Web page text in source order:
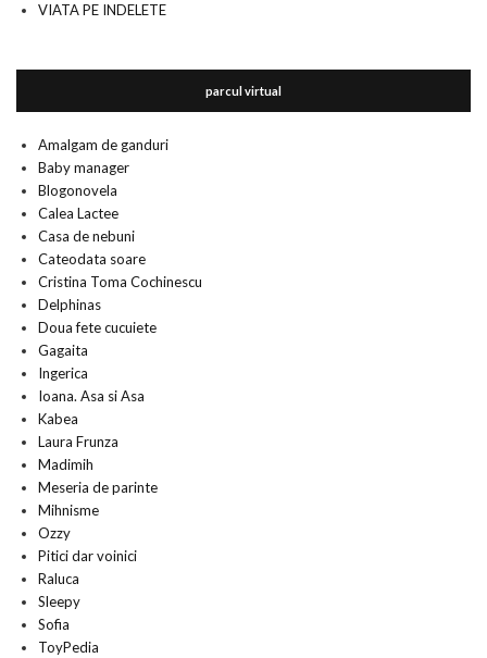
VIATA PE INDELETE
parcul virtual
Amalgam de ganduri
Baby manager
Blogonovela
Calea Lactee
Casa de nebuni
Cateodata soare
Cristina Toma Cochinescu
Delphinas
Doua fete cucuiete
Gagaita
Ingerica
Ioana. Asa si Asa
Kabea
Laura Frunza
Madimih
Meseria de parinte
Mihnisme
Ozzy
Pitici dar voinici
Raluca
Sleepy
Sofia
ToyPedia